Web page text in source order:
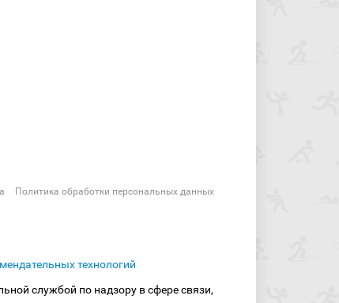
Политика обработки персональных данных
технологий
службой по надзору в сфере связи,